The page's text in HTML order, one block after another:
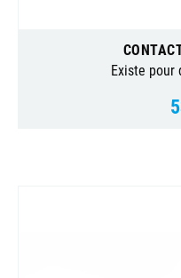
Existe